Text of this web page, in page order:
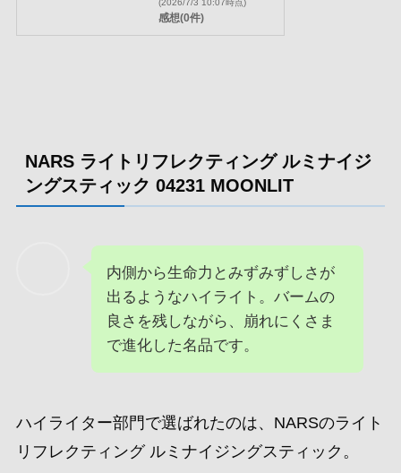
たい」という方にぴったりです。
価格:7480円
感想(0件)
SHISEIDO カラー ＋ グロウ エンハンサー
08 Greige Topaz
シェーディング部門で選ばれたのは、SHISEIDO
カラー ＋ グロウ エンハンサー 08 Greige Topaz。